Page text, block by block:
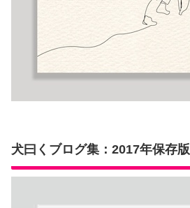
犬曰くブログ集：2017年保存版